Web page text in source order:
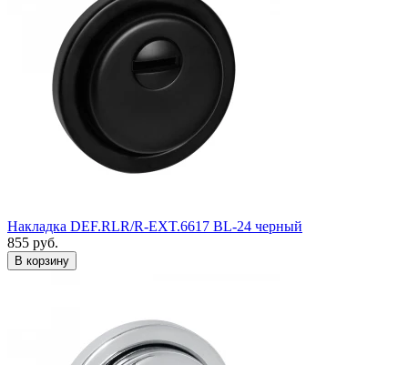
Накладка DEF.RLR/R-EXT.6617 BL-24 черный
855 руб.